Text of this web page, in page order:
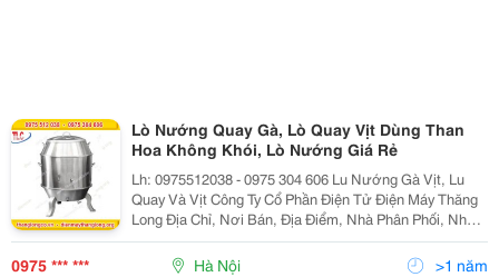
Lò Nướng Quay Gà, Lò Quay Vịt Dùng Than
Hoa Không Khói, Lò Nướng Giá Rẻ
Lh: 0975512038 - 0975 304 606 Lu Nướng Gà Vịt, Lu
Quay Và Vịt Công Ty Cổ Phần Điện Tử Điện Máy Thăng
Long Địa Chỉ, Nơi Bán, Địa Điểm, Nhà Phân Phối, Nhà
Cung Cấp, Bán Buôn, Bán Lẻ Lu Nướng Vịt Lò Quay Vịt,
Lò Nướng Vịt, Chum Quay Vịt, Chum Nướn
0975 *** *** Hà Nội >1 năm